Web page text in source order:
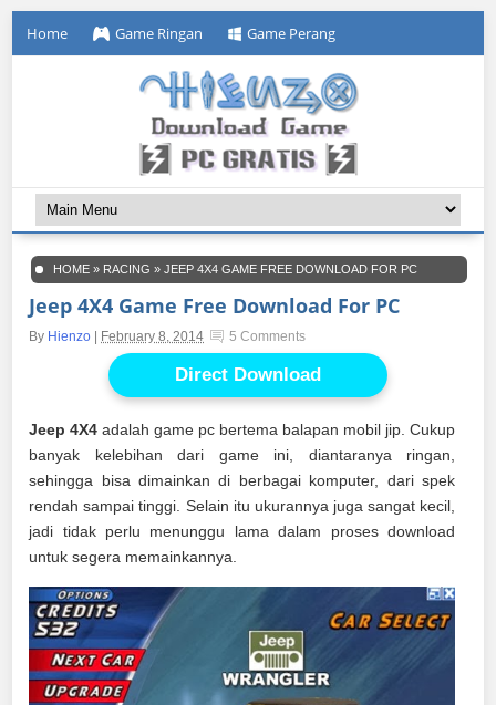
Home Game Ringan Game Perang
HOME » RACING »JEEP 4X4 GAME FREE DOWNLOAD FOR PC
Jeep 4X4 Game Free Download For PC
By Hienzo February 8, 2014 5 Comments
Direct Download
Jeep 4X4 adalah game pc bertema balapan mobil jip. Cukup
banyak kelebihan dari game ini, diantaranya ringan,
sehingga bisa dimainkan di berbagai komputer, dari spek
rendah sampai tinggi. Selain itu ukurannya juga sangat kecil,
jadi tidak perlu menunggu lama dalam proses download
untuk segera memainkannya.